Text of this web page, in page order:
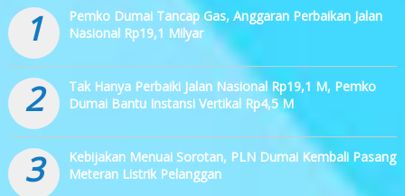
1
Pemko Dumai Tancap Gas, Anggaran Perbaikan Jalan
Nasional Rp19,1 Milyar
2
Tak Hanya Perbaiki Jalan Nasional Rp19,1 M, Pemko
Dumai Bantu Instansi Vertikal Rp4,5 M
3
Kebijakan Menuai Sorotan, PLN Dumai Kembali Pasang
Meteran Listrik Pelanggan